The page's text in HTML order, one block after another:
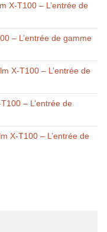
X-T100 – L’entrée de
– L’entrée de gamme
X-T100 – L’entrée de
– L’entrée de
X-T100 – L’entrée de